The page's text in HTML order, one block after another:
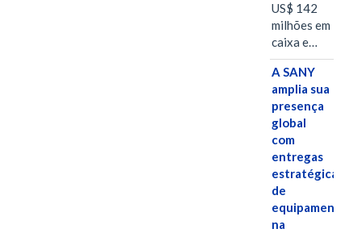
US$ 142
milhões em
caixa e…
A SANY
amplia sua
presença
global
com
entregas
estratégicas
de
equipamentos
na